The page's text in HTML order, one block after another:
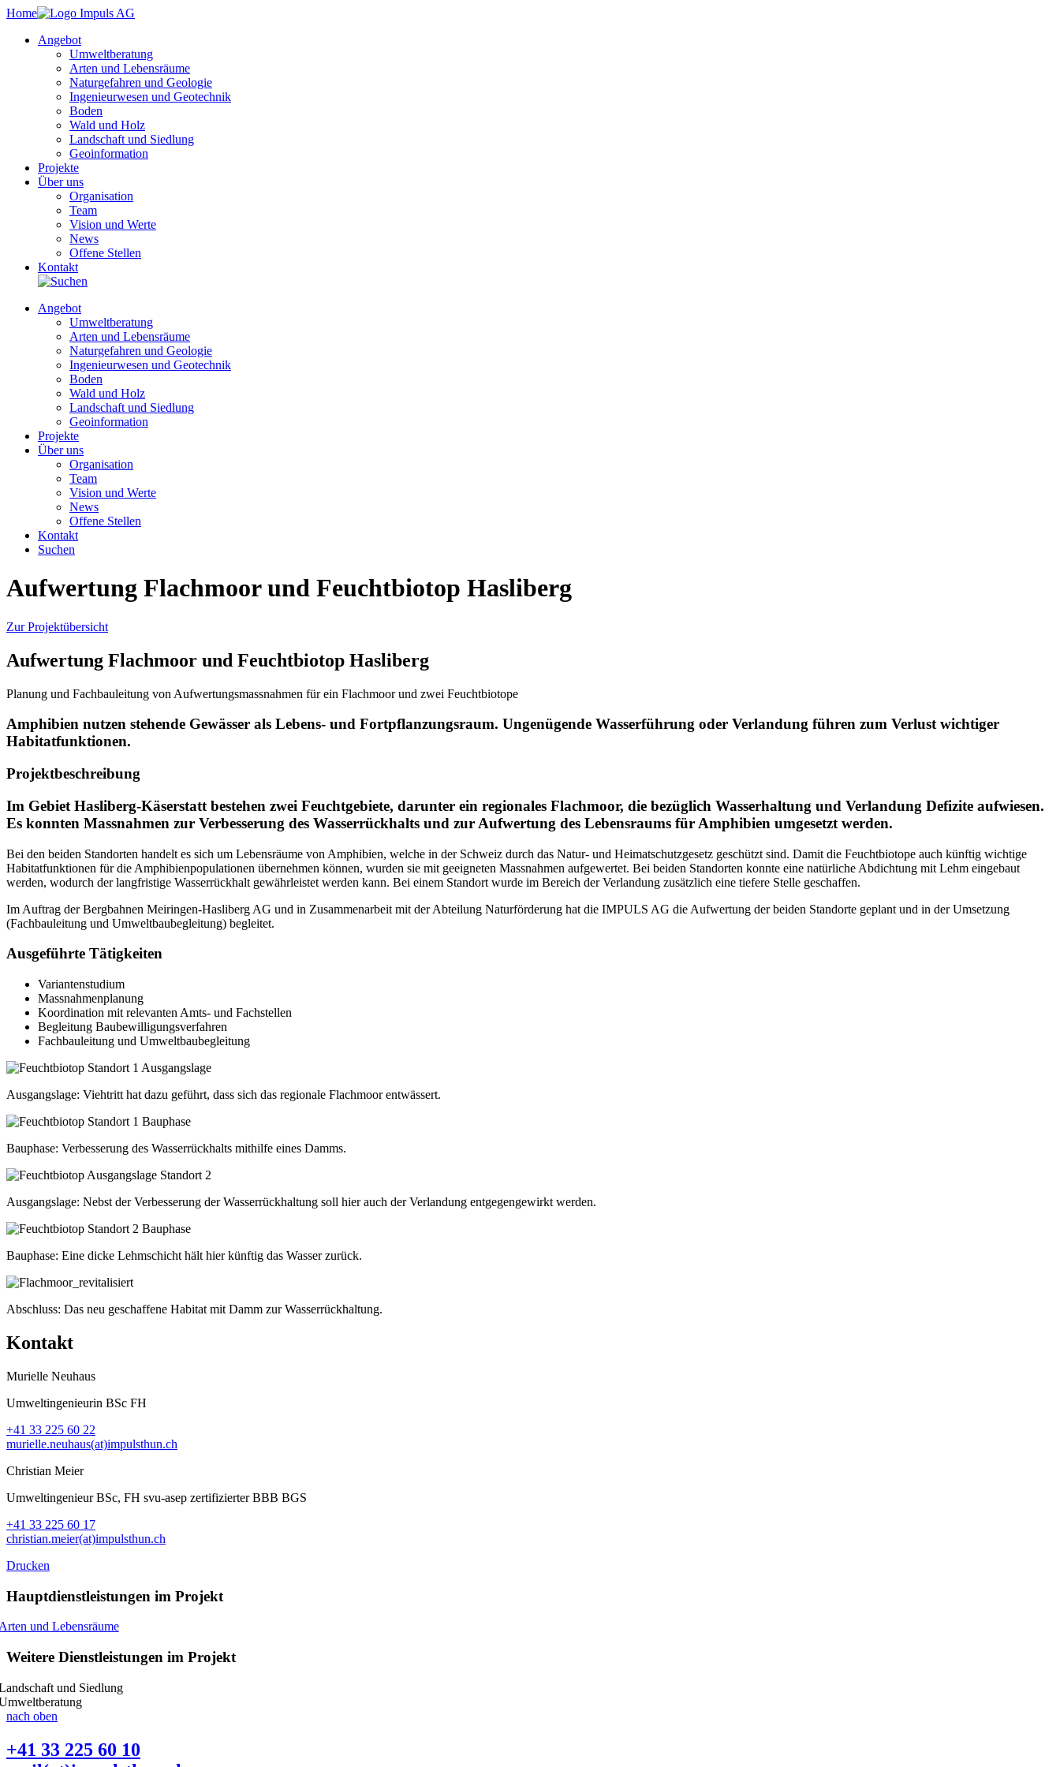
Home
Angebot
Umweltberatung
Arten und Lebensräume
Naturgefahren und Geologie
Ingenieurwesen und Geotechnik
Boden
Wald und Holz
Landschaft und Siedlung
Geoinformation
Projekte
Über uns
Organisation
Team
Vision und Werte
News
Offene Stellen
Kontakt
Angebot
Umweltberatung
Arten und Lebensräume
Naturgefahren und Geologie
Ingenieurwesen und Geotechnik
Boden
Wald und Holz
Landschaft und Siedlung
Geoinformation
Projekte
Über uns
Organisation
Team
Vision und Werte
News
Offene Stellen
Kontakt
Suchen
Aufwertung Flachmoor und Feuchtbiotop Hasliberg
Zur Projektübersicht
Aufwertung Flachmoor und Feuchtbiotop Hasliberg
Planung und Fachbauleitung von Aufwertungsmassnahmen für ein Flachmoor und zwei Feuchtbiotope
Amphibien nutzen stehende Gewässer als Lebens- und Fortpflanzungsraum. Ungenügende Wasserführung oder Verlandung führen zum Verlust wichtiger
Habitatfunktionen.
Projektbeschreibung
Im Gebiet Hasliberg-Käserstatt bestehen zwei Feuchtgebiete, darunter ein regionales Flachmoor, die bezüglich Wasserhaltung und Verlandung Defizite aufwiesen.
Es konnten Massnahmen zur Verbesserung des Wasserrückhalts und zur Aufwertung des Lebensraums für Amphibien umgesetzt werden.
Bei den beiden Standorten handelt es sich um Lebensräume von Amphibien, welche in der Schweiz durch das Natur- und Heimatschutzgesetz geschützt sind. Damit die Feuchtbiotope auch künftig wichtige
Habitatfunktionen für die Amphibienpopulationen übernehmen können, wurden sie mit geeigneten Massnahmen aufgewertet. Bei beiden Standorten konnte eine natürliche Abdichtung mit Lehm eingebaut
werden, wodurch der langfristige Wasserrückhalt gewährleistet werden kann. Bei einem Standort wurde im Bereich der Verlandung zusätzlich eine tiefere Stelle geschaffen.
Im Auftrag der Bergbahnen Meiringen-Hasliberg AG und in Zusammenarbeit mit der Abteilung Naturförderung hat die IMPULS AG die Aufwertung der beiden Standorte geplant und in der Umsetzung
(Fachbauleitung und Umweltbaubegleitung) begleitet.
Ausgeführte Tätigkeiten
Variantenstudium
Massnahmenplanung
Koordination mit relevanten Amts- und Fachstellen
Begleitung Baubewilligungsverfahren
Fachbauleitung und Umweltbaubegleitung
Ausgangslage: Viehtritt hat dazu geführt, dass sich das regionale Flachmoor entwässert.
Bauphase: Verbesserung des Wasserrückhalts mithilfe eines Damms.
Ausgangslage: Nebst der Verbesserung der Wasserrückhaltung soll hier auch der Verlandung entgegengewirkt werden.
Bauphase: Eine dicke Lehmschicht hält hier künftig das Wasser zurück.
Abschluss: Das neu geschaffene Habitat mit Damm zur Wasserrückhaltung.
Kontakt
Murielle Neuhaus
Umweltingenieurin BSc FH
+41 33 225 60 22
murielle.neuhaus(at)impulsthun.ch
Christian Meier
Umweltingenieur BSc, FH svu-asep zertifizierter BBB BGS
+41 33 225 60 17
christian.meier(at)impulsthun.ch
Drucken
Hauptdienstleistungen im Projekt
und Lebensräume
Weitere Dienstleistungen im Projekt
und Siedlung
nach oben
+41 33 225 60 10